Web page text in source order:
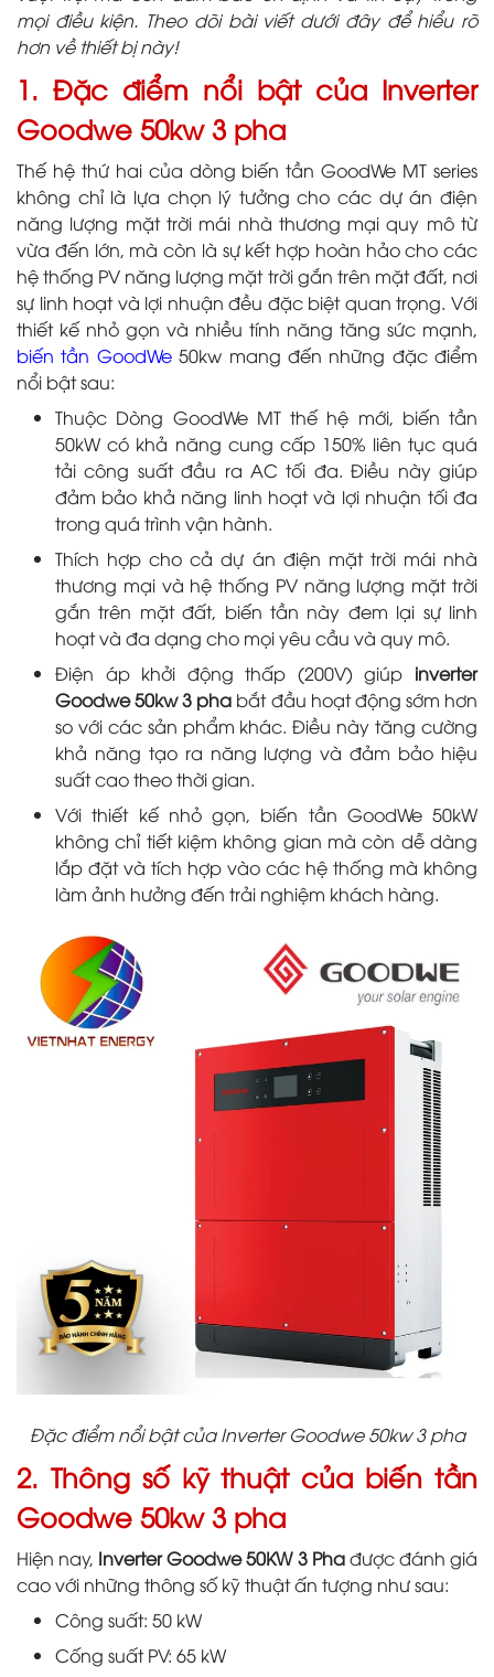
mọi điều kiện. Theo dõi bài viết dưới đây để hiểu rõ
hơn về thiết bị này!
1. Đặc điểm nổi bật của Inverter
Goodwe 50kw 3 pha
Thế hệ thứ hai của dòng biến tần GoodWe MT series
không chỉ là lựa chọn lý tưởng cho các dự án điện
năng lượng mặt trời mái nhà thương mại quy mô từ
vừa đến lớn, mà còn là sự kết hợp hoàn hảo cho các
hệ thống PV năng lượng mặt trời gắn trên mặt đất, nơi
sự linh hoạt và lợi nhuận đều đặc biệt quan trọng. Với
thiết kế nhỏ gọn và nhiều tính năng tăng sức mạnh,
biến tần GoodWe50kw mang đến những đặc điểm
nổi bật sau:
Thuộc Dòng GoodWe MT thế hệ mới, biến tần
50kW có khả năng cung cấp 150% liên tục quá
tải công suất đầu ra AC tối đa. Điều này giúp
đảm bảo khả năng linh hoạt và lợi nhuận tối đa
trong quá trình vận hành.
Thích hợp cho cả dự án điện mặt trời mái nhà
thương mại và hệ thống PV năng lượng mặt trời
gắn trên mặt đất, biến tần này đem lại sự linh
hoạt và đa dạng cho mọi yêu cầu và quy mô.
Điện áp khởi động thấp (200V) giúp inverter
Goodwe 50kw 3 pha bắt đầu hoạt động sớm hơn
so với các sản phẩm khác. Điều này tăng cường
khả năng tạo ra năng lượng và đảm bảo hiệu
suất cao theo thời gian.
Với thiết kế nhỏ gọn, biến tần GoodWe 50kW
không chỉ tiết kiệm không gian mà còn dễ dàng
lắp đặt và tích hợp vào các hệ thống mà không
làm ảnh hưởng đến trải nghiệm khách hàng.
Đặc điểm nổi bật của Inverter Goodwe 50kw 3 pha
2. Thông số kỹ thuật của biến tần
Goodwe 50kw 3 pha
Hiện nay, Inverter Goodwe 50KW 3 Phađược đánh giá
cao với những thông số kỹ thuật ấn tượng như sau:
Công suất: 50 kW
Cống suất PV: 65 kW